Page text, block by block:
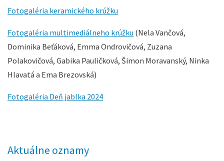
Fotogaléria keramického krúžku
Fotogaléria multimediálneho krúžku (Nela Vančová,
Dominika Beťáková, Emma Ondrovičová, Zuzana
Polakovičová, Gabika Pauličková, Šimon Moravanský, Ninka
Hlavatá a Ema Brezovská)
Fotogaléria Deň jablka 2024
Aktuálne oznamy